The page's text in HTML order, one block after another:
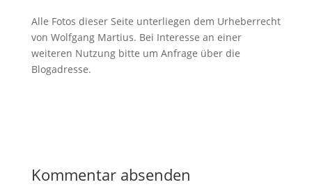
Alle Fotos dieser Seite unterliegen dem Urheberrecht
von Wolfgang Martius. Bei Interesse an einer
weiteren Nutzung bitte um Anfrage über die
Blogadresse.
Kommentar absenden